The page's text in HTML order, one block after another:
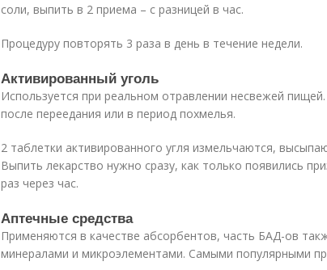
соли, выпить в 2 приема – с разницей в час.
Процедуру повторять 3 раза в день в течение недели.
Активированный уголь
Используется при реальном отравлении несвежей
после переедания или в период похмелья.
2 таблетки активированного угля измельчаются,
Выпить лекарство нужно сразу, как только появились
раз через час.
Аптечные средства
Применяются в качестве абсорбентов, часть БАД-ов
минералами и микроэлементами. Самыми популярными